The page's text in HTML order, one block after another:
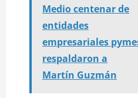
Medio centenar de
entidades
empresariales
respaldaron a
Martín Guzmán